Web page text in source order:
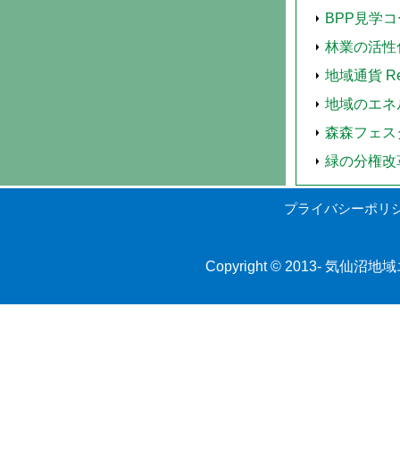
BPP見学
林業の活性
地域通貨
地域のエ
森森フェ
緑の分権改
プライバシーポリ
Copyright © 2013- 気仙沼地